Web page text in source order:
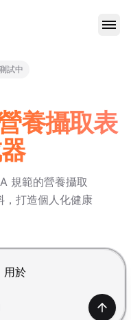
試中
養攝取表
規範的營養攝取
，打造個人化健康
產生